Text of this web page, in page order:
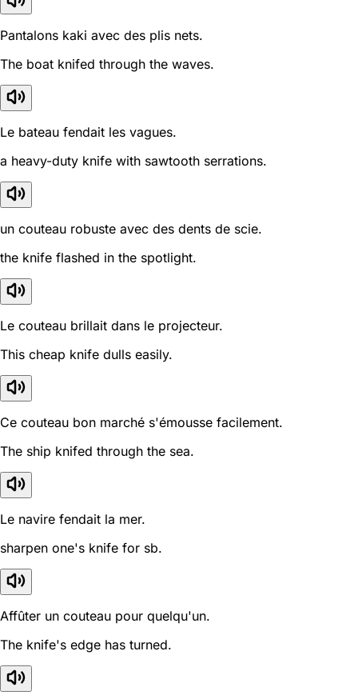
Pantalons kaki avec des plis nets.
The boat knifed through the waves.
Le bateau fendait les vagues.
a heavy-duty knife with sawtooth serrations.
un couteau robuste avec des dents de scie.
the knife flashed in the spotlight.
Le couteau brillait dans le projecteur.
This cheap knife dulls easily.
Ce couteau bon marché s'émousse facilement.
The ship knifed through the sea.
Le navire fendait la mer.
sharpen one's knife for sb.
Affûter un couteau pour quelqu'un.
The knife's edge has turned.